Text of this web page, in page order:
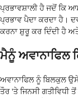
ਪ੍ਰਭਾਵਸ਼ਾਲੀ ਹੈ ਜਦੋਂ ਕਿ
ਪ੍ਰਭਾਵ ਪੈਦਾ ਕਰਦਾ ਹੈ।
ਕਰਨਾ ਸ਼ੁਰੂ ਕਰ ਦਿੰਦੀ ਹੈ
ਮੈਨੂੰ ਅਵਾਨਾਫਿਲ
ਅਵਾਨਾਫਿਲ ਨੂੰ ਬਿਲਕੁਲ
ਤੌਰ 'ਤੇ ਜਿਨਸੀ ਗਤੀਵਿਧੀ